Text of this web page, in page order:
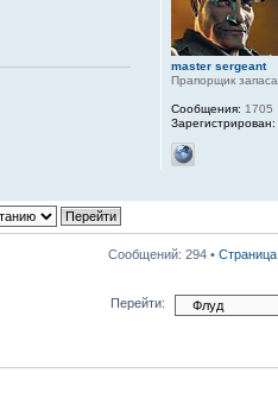
master sergeant
Прапорщик запаса
Сообщения: 1705
Зарегистрирован:
Сообщений: 294 • Страница
Перейти: